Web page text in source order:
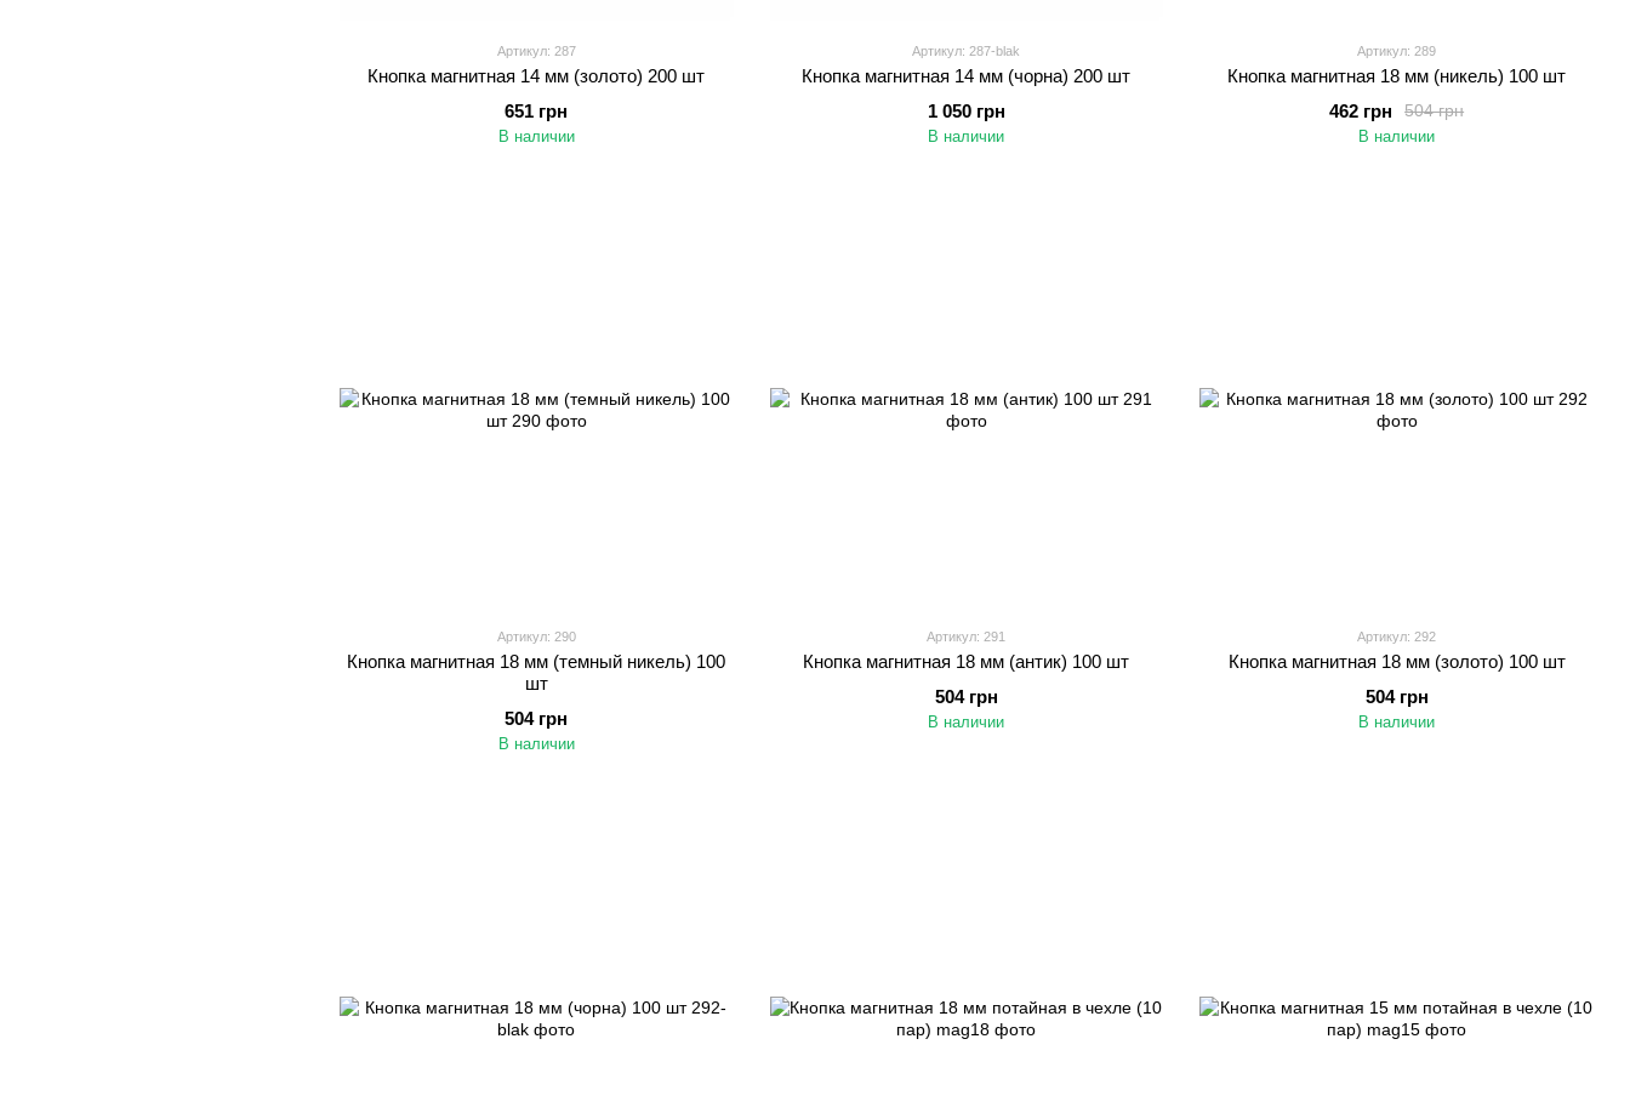
Артикул: 287
Кнопка магнитная 14 мм (золото) 200 шт
651 грн
В наличии
Артикул: 287-blak
Кнопка магнитная 14 мм (чорна) 200 шт
1 050 грн
В наличии
Артикул: 289
Кнопка магнитная 18 мм (никель) 100 шт
504 грн
462 грн
В наличии
Артикул: 290
Кнопка магнитная 18 мм (темный никель) 100
шт
504 грн
В наличии
Артикул: 291
Кнопка магнитная 18 мм (антик) 100 шт
504 грн
В наличии
Артикул: 292
Кнопка магнитная 18 мм (золото) 100 шт
504 грн
В наличии